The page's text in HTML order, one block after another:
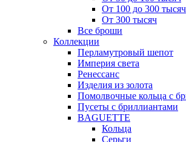
От 100 до 300 тысяч
От 300 тысяч
Все броши
Коллекции
Перламутровый шепот
Империя света
Ренессанс
Изделия из золота
Помолвочные кольца с
Пусеты с бриллиантами
BAGUETTE
Кольца
Серьги